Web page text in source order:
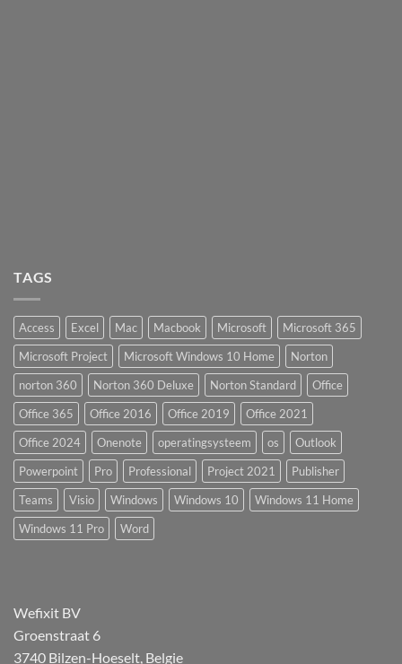
TAGS
Access Excel Mac Macbook Microsoft
Microsoft 365
Microsoft Project
Microsoft Windows 10 Home
Norton
norton 360
Norton 360 Deluxe Norton Standard
Office
Office 365
Office 2016 Office 2019
Office 2021
Office 2024
Onenote operatingsysteem os
Outlook
Powerpoint
Pro Professional Project 2021
Publisher
Teams
Visio Windows Windows 10
Windows 11 Home
Windows 11 Pro
Word
Wefixit BV
Groenstraat 6
3740 Bilzen-Hoeselt, Belgie